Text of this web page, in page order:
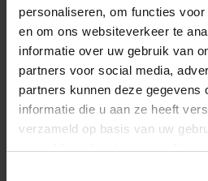
personaliseren, om functies
en om ons websiteverkeer te
informatie over uw gebruik van
partners voor social media,
partners kunnen deze gegevens
informatie die u aan ze heeft
verzameld op basis van uw
gaat akkoord met onze cookies
leur motricité leur permet de
monde entier attend votre
le découvrir en plein air. Le GO
pendant des mois et devient
sur roues.